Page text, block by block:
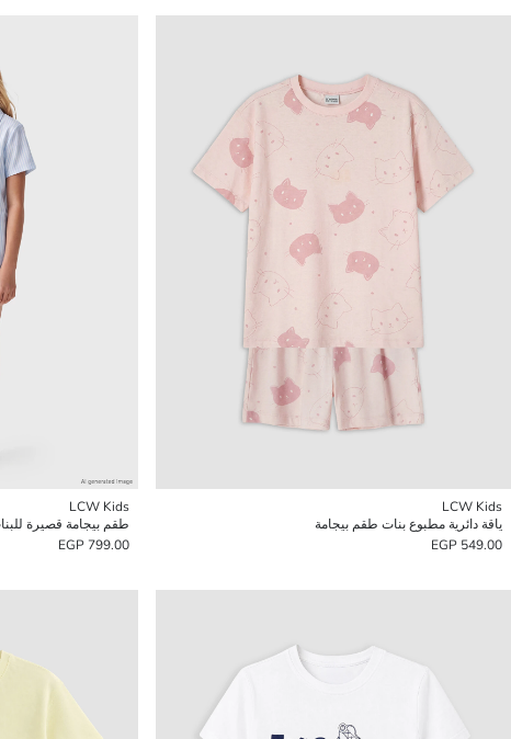
LCW Kids
ياقة دائرية مطبوع بنات طقم بيجامة
549.00 EGP
LCW Kids
طقم بيجامة قصيرة
799.00 EGP